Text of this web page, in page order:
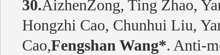
30.AizhenZong, Ting Zhao,
Hongzhi Cao, Chunhui Liu,
Cao,Fengshan Wang*. Anti-